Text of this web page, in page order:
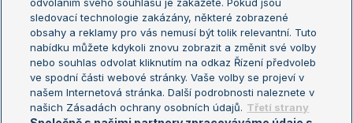
Turnaj mistryň
Aktualní trendy
Fotbalové přestupy
Livesport Daily
sledovací technologie zakázány, některé zobrazené
obsahy a reklamy pro vás nemusí být tolik relevantní. Tuto
nabídku můžete kdykoli znovu zobrazit a změnit své volby
nebo souhlas odvolat kliknutím na odkaz Řízení předvoleb
ve spodní části webové stránky. Vaše volby se projeví v
našem Internetová stránka. Další podrobnosti naleznete v
našich Zásadách ochrany osobních údajů. Třetí strany